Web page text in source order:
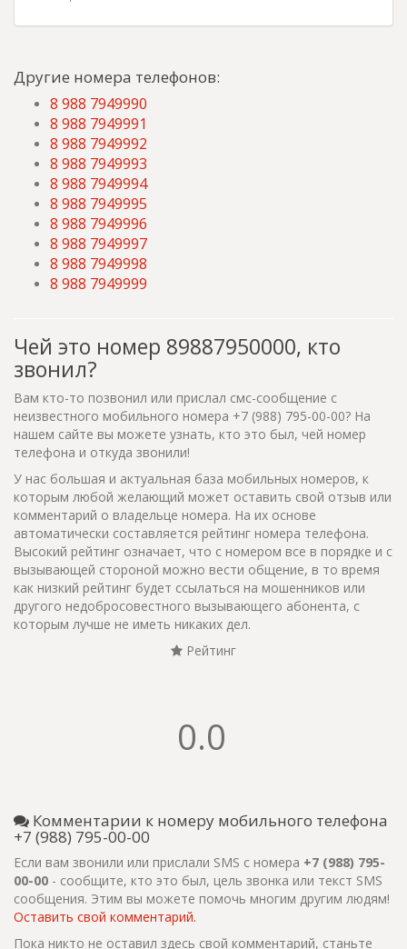
Другие номера телефонов:
8 988 7949990
8 988 7949991
8 988 7949992
8 988 7949993
8 988 7949994
8 988 7949995
8 988 7949996
8 988 7949997
8 988 7949998
8 988 7949999
Чей это номер 89887950000, кто
звонил?
Вам кто-то позвонил или прислал смс-сообщение с
неизвестного мобильного номера +7 (988) 795-00-00? На
нашем сайте вы можете узнать, кто это был, чей номер
телефона и откуда звонили!
У нас большая и актуальная база мобильных номеров, к
которым любой желающий может оставить свой отзыв или
комментарий о владельце номера. На их основе
автоматически составляется рейтинг номера телефона.
Высокий рейтинг означает, что с номером все в порядке и с
вызывающей стороной можно вести общение, в то время
как низкий рейтинг будет ссылаться на мошенников или
другого недобросовестного вызывающего абонента, с
которым лучше не иметь никаких дел.
Рейтинг
0.0
Комментарии к номеру мобильного телефона
+7 (988) 795-00-00
Если вам звонили или прислали SMS с номера +7 (988) 795-
00-00 - сообщите, кто это был, цель звонка или текст SMS
сообщения. Этим вы можете помочь многим другим людям!
Оставить свой комментарий.
Пока никто не оставил здесь свой комментарий, станьте